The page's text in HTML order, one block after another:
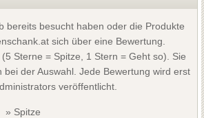
bereits besucht haben oder die Produkte
sich über eine Bewertung.
Sterne = Spitze, 1 Stern = Geht so). Sie
bei der Auswahl. Jede Bewertung wird erst
veröffentlicht.
» Spitze